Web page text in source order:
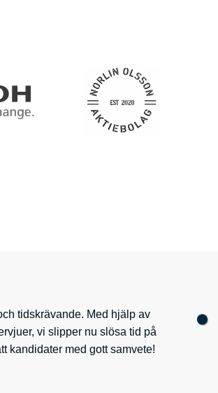
tidskrävande. Med hjälp av
vi slipper nu slösa tid på
kandidater med gott samvete!